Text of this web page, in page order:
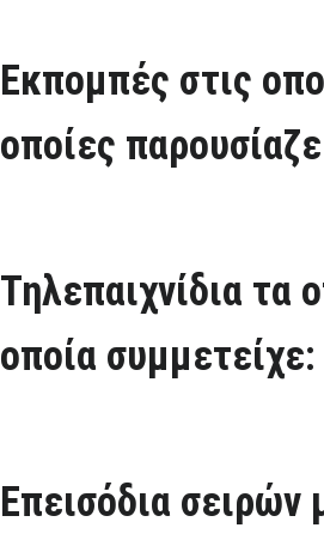
Εκπομπές στις
οποίες
Τηλεπαιχνίδια τα
οποία συμμετείχε:
Επεισόδια